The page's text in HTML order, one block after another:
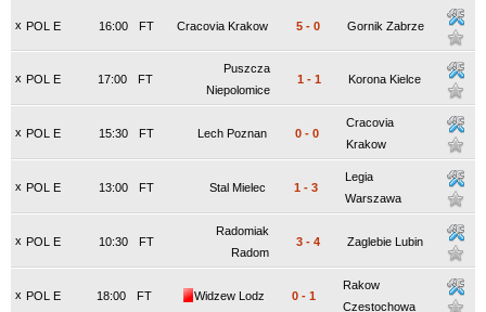
x POL E FT
16:00 Cracovia Krakow 5 - 0 Gornik Zabrze
x POL E FT
17:00
Puszcza
Niepolomice
1 - 1 Korona Kielce
x POL E FT
15:30 Lech Poznan 0 - 0
Cracovia
Krakow
x POL E FT
13:00 Stal Mielec 1 - 3
Legia
Warszawa
x POL E FT
10:30
Radomiak
Radom
3 - 4 Zaglebie Lubin
x POL E FT
18:00 Widzew Lodz 0 - 1
Rakow
Czestochowa